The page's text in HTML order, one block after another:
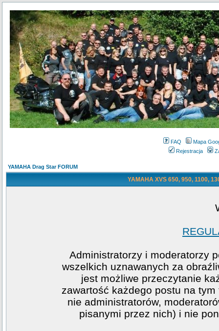
FAQ
Mapa
Rejestracja
YAMAHA Drag Star FORUM
YAMAHA XVS 650, 950, 1100,
Administratorzy i moderatorzy
wszelkich uznawanych za
jest możliwe przeczytanie
zawartość każdego postu na
nie administratorów,
pisanymi przez nich) i nie